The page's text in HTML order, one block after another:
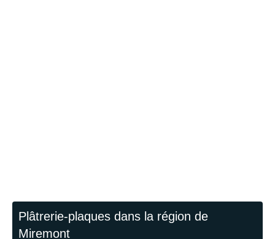
Plâtrerie-plaques dans la région de
Miremont